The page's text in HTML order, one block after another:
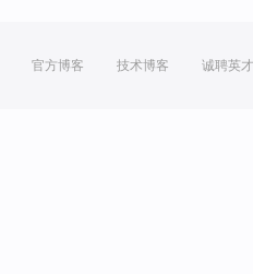
官方博客 技术博客 诚聘英才